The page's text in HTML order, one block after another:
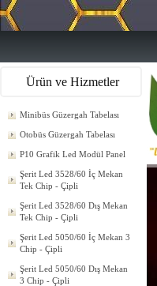
Ürün ve Hizmetler
Minibüs Güzergah Tabelası
Otobüs Güzergah Tabelası
P10 Grafik Led Modül Panel
Şerit Led 3528/60 İç Mekan
Tek Chip - Çipli
Şerit Led 3528/60 Dış Mekan
Tek Chip - Çipli
Şerit Led 5050/60 İç Mekan 3
Chip - Çipli
Şerit Led 5050/60 Dış Mekan
3 Chip - Çipli